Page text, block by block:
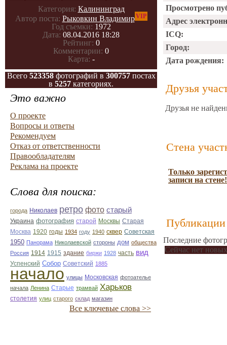
Категория: Калининград
Автор поста: Рыковкин ВладимирVIP
Год съемки: 1972
Дата: 08.04.2016 18:28
Рейтинг: 0
Комментарии: 0
Карта: -
Всего 523358фотографий в 300757постах
в 5257 категориях.
Это важно
О проекте
Вопросы и ответы
Рекомендуем
Отказ от ответственности
Правообладателям
Реклама на проекте
Слова для поиска:
города Николаев ретро фото старый
Украина фотография старой Москвы Старая
Москва 1920 годы 1934 году 1940 сквер Советская
1950 Панорама Николаевской стороны дом общества
Россия 1914 1915 здание биржи 1928 часть вид
Успенский Собор Советский 1885
начало улицы Московская фотоателье
начала Ленина Старые трамвай Харьков
столетия улиц старого склад магазин
Все ключевые слова >>
Просмотрено
Адрес
ICQ:
Город:
Дата рождения:
Друзья
Друзья не
Стена
Только
записи на стене!
Публикации
Последние
Сейчас нет